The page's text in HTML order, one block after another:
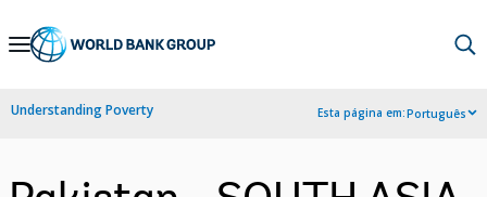
Skip
Navigation
Understanding Poverty Esta página em:Português